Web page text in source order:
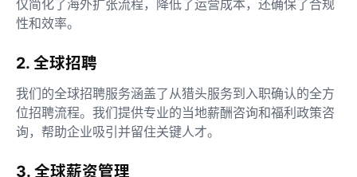
仅简化了海外扩张流程，降低了运营成本，还确保了合规
性和效率。
2. 全球招聘
我们的全球招聘服务涵盖了从猎头服务到入职确认的全方
位招聘流程。我们提供专业的当地薪酬咨询和福利政策咨
询，帮助企业吸引并留住关键人才。
3. 全球薪资管理